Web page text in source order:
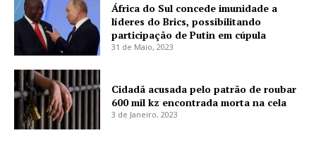
África do Sul concede imunidade a
líderes do Brics, possibilitando
participação de Putin em cúpula
31 de Maio, 2023
Cidadã acusada pelo patrão de roubar
600 mil kz encontrada morta na cela
3 de Janeiro, 2023